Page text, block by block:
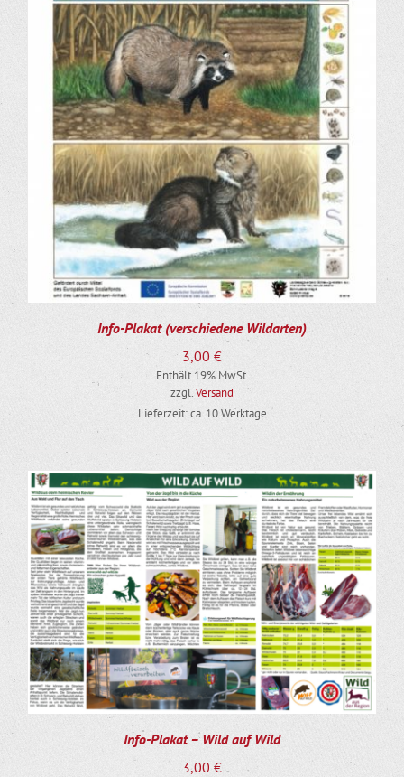
Info-Plakat (verschiedene Wildarten)
3,00 €
Enthält 19% MwSt.
zzgl.Versand
Lieferzeit: ca. 10 Werktage
Info-Plakat – Wild auf Wild
3,00 €